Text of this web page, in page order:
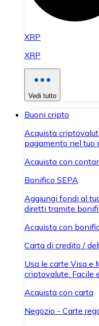
XRP
XRP
Vedi tutto
Buoni cripto
Acquista
pagamento nel tuo
Acquista con
Bonifico SEPA
Aggiungi fondi al
diretti tramite
Acquista con
Carta di credito /
Usa le carte Visa e
criptovalute. Facile
Acquista con carta
Negozio - Carte